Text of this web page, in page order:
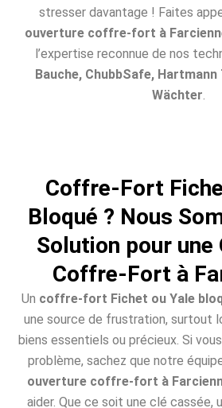
stresser davantage ! Faites
ouverture coffre-fort à
l’expertise reconnue de nos
Bauche, ChubbSafe,
Wächter.
Coffre-Fort
Bloqué ? Nous
Solution pour une
Coffre-Fort à
Un coffre-fort Fichet ou Yale
une source de frustration, surtout
biens essentiels ou précieux. Si
problème, sachez que notre
ouverture coffre-fort à
aider. Que ce soit une clé cassée,